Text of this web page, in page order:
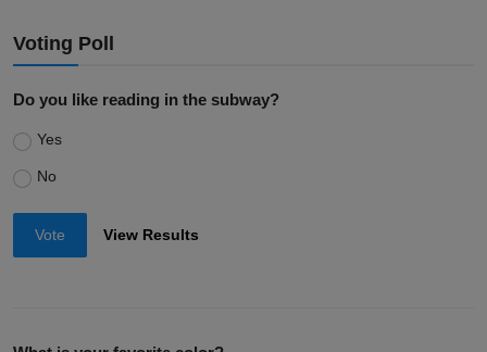
Voting Poll
Do you like reading in the subway?
Yes
No
Vote View Results